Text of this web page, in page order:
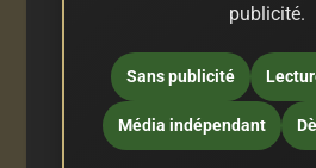
publicité.
Sans publicité
Média indépendant